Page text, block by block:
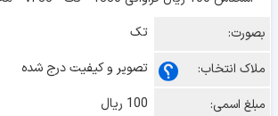
بصورت:
تک
ملاک انتخاب:
تصویر و کیفیت درج شده
مبلغ اسمی:
100 ریال